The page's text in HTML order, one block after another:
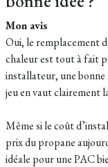
Mon avis
Oui, le remplacement
chaleur est tout à fait
installateur, une
jeu en vaut clairement
Même si le coût
prix du propane
idéale pour une PAC